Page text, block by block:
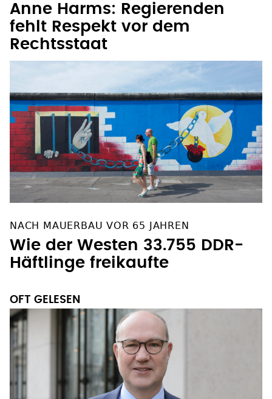
Anne Harms: Regierenden
fehlt Respekt vor dem
Rechtsstaat
NACH MAUERBAU VOR 65 JAHREN
Wie der Westen 33.755 DDR-
Häftlinge freikaufte
OFT GELESEN